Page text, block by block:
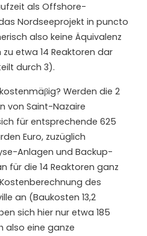
als Offshore-
Nordseeprojekt in puncto
also keine Äquivalenz
etwa 14 Reaktoren dar
durch 3).
Werden die 2
von Saint-Nazaire
für entsprechende 625
Euro, zuzüglich
Anlagen und Backup-
für die 14 Reaktoren ganz
des
an (Baukosten 13,2
sich hier nur etwa 185
also eine ganze